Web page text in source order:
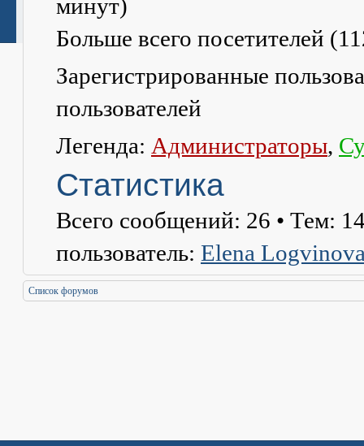
минут)
Больше всего посетителей (
Зарегистрированные
пользователей
Легенда: Администраторы,
Статистика
Всего сообщений: 26 • Тем:
пользователь: Elena
Список форумов